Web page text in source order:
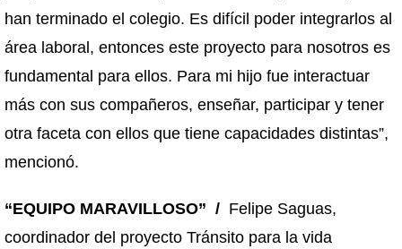
han terminado el colegio. Es difícil poder integrarlos al
área laboral, entonces este proyecto para nosotros es
fundamental para ellos. Para mi hijo fue interactuar
más con sus compañeros, enseñar, participar y tener
otra faceta con ellos que tiene capacidades distintas”,
mencionó.
“EQUIPO MARAVILLOSO” / Felipe Saguas,
coordinador del proyecto Tránsito para la vida